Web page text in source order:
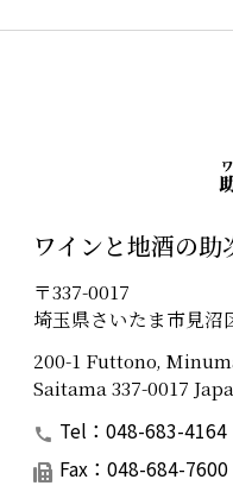
ワインと地酒の助
〒337-0017
埼玉県さいたま市見沼
200-1 Futtono,
Saitama 337-0017
Tel：048-683-4164
Fax：048-684-7600